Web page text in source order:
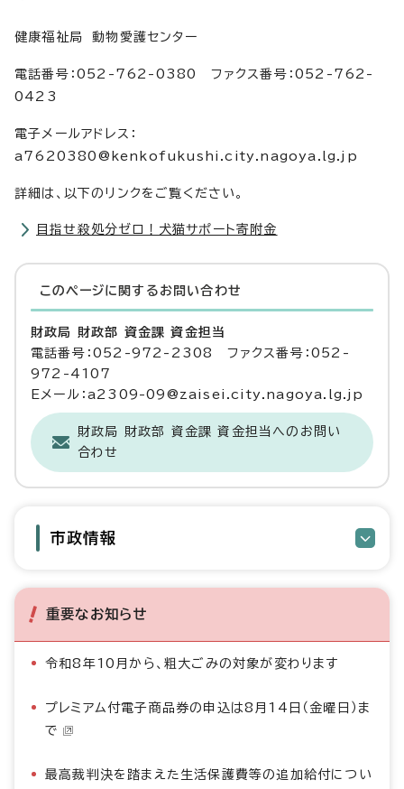
健康福祉局 動物愛護センター
電話番号：052-762-0380 ファクス番号：052-762-
0423
電子メールアドレス：
a7620380@kenkofukushi.city.nagoya.lg.jp
詳細は、以下のリンクをご覧ください。
目指せ殺処分ゼロ！犬猫サポート寄附金
このページに関する お問い合わせ
財政局 財政部 資金課 資金担当
電話番号：052-972-2308 ファクス番号：052-
972-4107
Eメール：a2309-09@zaisei.city.nagoya.lg.jp
財政局 財政部 資金課 資金担当へのお問い
合わせ
市政情報
重要なお知らせ
令和8年10月から、粗大ごみの対象が変わります
プレミアム付電子商品券の申込は8月14日（金曜日）ま
で
最高裁判決を踏まえた生活保護費等の追加給付につい